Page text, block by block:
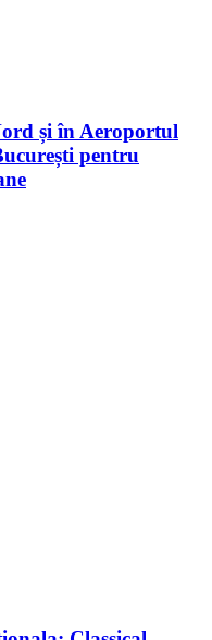
și în Aeroportul
pentru